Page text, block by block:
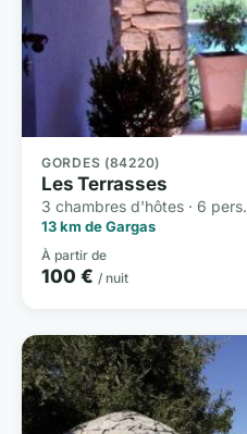
GORDES (84220)
Les Terrasses
3 chambres d'hôtes · 6 pers.
13 km de Gargas
À partir de
100 € / nuit